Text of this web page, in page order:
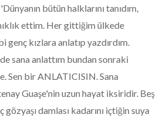
bütün halklarını tanıdım,
ettim. Her gittiğim ülkede
genç kızlara anlatıp yazdırdım.
sana anlattım bundan sonraki
Sen bir ANLATICISIN. Sana
Guaşe'nin uzun hayat iksiridir. Beş
damlası kadarını içtiğin suya